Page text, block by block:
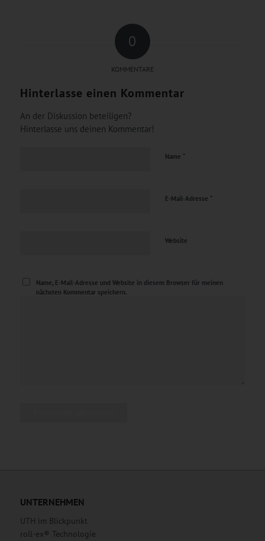
0
KOMMENTARE
Hinterlasse einen Kommentar
An der Diskussion beteiligen?
Hinterlasse uns deinen Kommentar!
Name *
E-Mail-Adresse *
Website
Name, E-Mail-Adresse und Website in diesem Browser für meinen
nächsten Kommentar speichern.
UNTERNEHMEN
UTH im Blickpunkt
roll-ex® Technologie